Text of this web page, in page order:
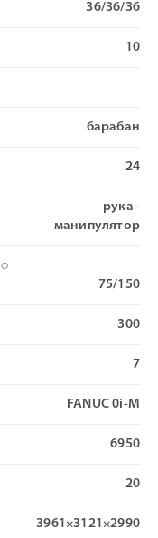
36/36/36
10
барабан
24
рука–
манипулятор
75/150
300
7
FANUC 0i-M
6950
20
3961×3121×2990